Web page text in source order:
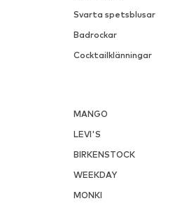
Svarta spetsblusar
Badrockar
Cocktailklänningar
MANGO
LEVI'S
BIRKENSTOCK
WEEKDAY
MONKI